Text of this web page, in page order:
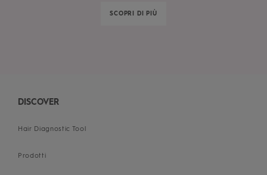
SCOPRI DI PIÙ
DISCOVER
Hair Diagnostic Tool
Prodotti